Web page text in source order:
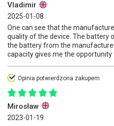
Vladimir
2025-01-08
One can see that the
quality of the device. The battery
the battery from the
capacity gives me the opportunity
Opinia potwierdzona zakupem
Mirosław
2023-01-19